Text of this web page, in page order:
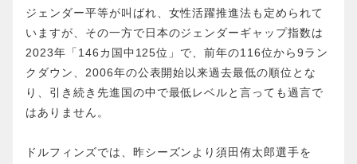
ジェンダー平等が叫ばれ、女性活躍推進法も定められて
いますが、その一方で日本のジェンダーギャップ指数は
2023年「146カ国中125位」で、前年の116位から9ラン
クダウン、2006年の公表開始以来過去最低の順位とな
り、引き続き先進国の中で最低レベルと言っても過言で
はありません。
ドルフィンズでは、昨シーズンより須田侑太郎選手を